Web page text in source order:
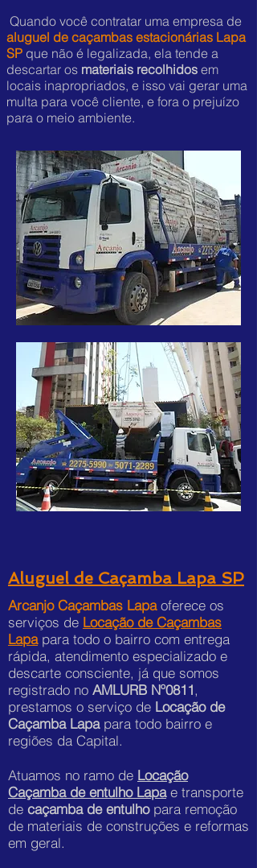
Quando você contratar uma empresa de
aluguel de caçambas estacionárias Lapa
SP que não é legalizada, ela tende a
descartar os materiais recolhidos em
locais inapropriados, e isso vai gerar uma
multa para você cliente, e fora o prejuízo
para o meio ambiente.
Aluguel de Caçamba Lapa SP
Arcanjo Caçambas Lapaoferece os
serviços de Locação de Caçambas
Lapapara todo o bairro com entrega
rápida, atendimento especializado e
descarte consciente, já que somos
registrado no AMLURB Nº0811,
prestamos o serviço de Locação de
Caçamba Lapapara todo bairro e
regiões da Capital.
Atuamos no ramo de Locação
Caçamba de entulho Lapae transporte
de caçamba de entulhopara remoção
de materiais de construções e reformas
em geral.